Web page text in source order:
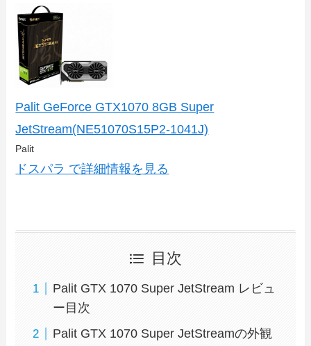
Palit GeForce GTX1070 8GB Super
JetStream(NE51070S15P2-1041J)
Palit
ドスパラ で詳細情報を見る
目次
Palit GTX 1070 Super JetStream レビュ
ー目次
Palit GTX 1070 Super JetStreamの外観